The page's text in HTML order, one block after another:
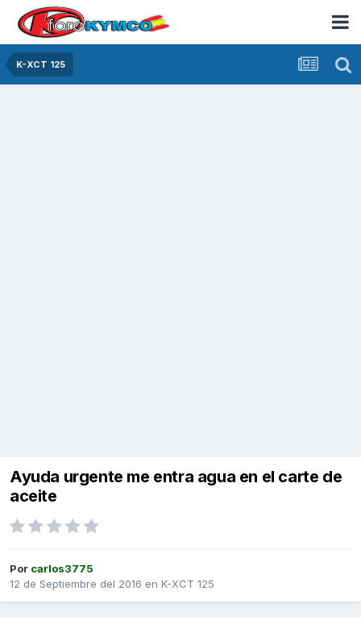
K-XCT 125
Ayuda urgente me entra agua en el carte de
aceite
Por carlos3775
12 de Septiembre del 2016 en K-XCT 125